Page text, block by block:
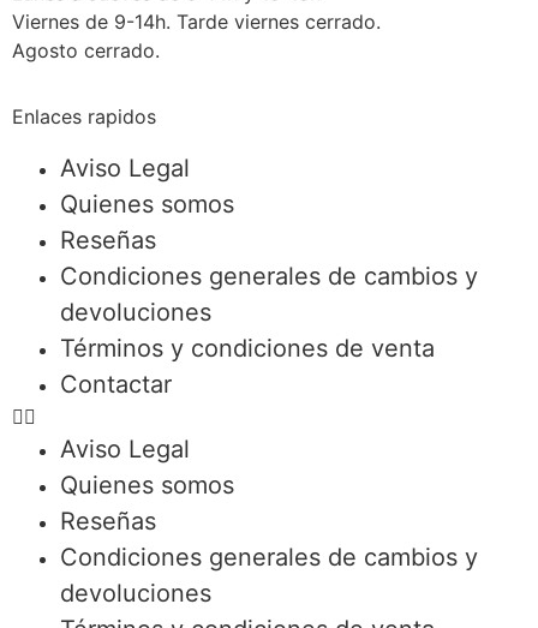
Viernes de 9-14h. Tarde viernes cerrado.
Agosto cerrado.
Enlaces rapidos
Aviso Legal
Quienes somos
Reseñas
Condiciones generales de cambios y
devoluciones
Términos y condiciones de venta
Contactar
Aviso Legal
Quienes somos
Reseñas
Condiciones generales de cambios y
devoluciones